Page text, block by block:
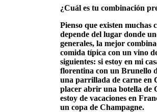
¿Cuál es tu combinación
Pienso que existen muchas
depende del lugar donde
generales, la mejor
comida típica con un vino
siguientes: si estoy en mi
florentina con un Brunello
una parrillada de carne en
placer abrir una botella de
estoy de vacaciones en
un copa de Champagne.